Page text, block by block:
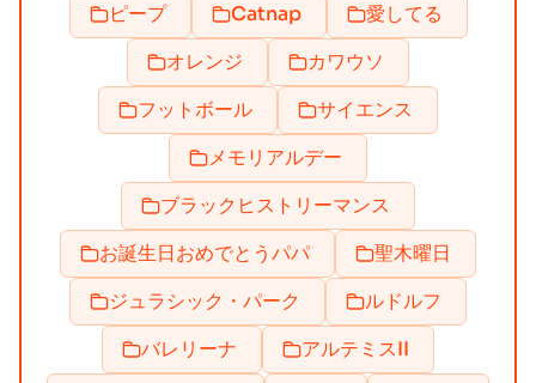
ピープ
Catnap
愛してる
オレンジ
カワウソ
フットボール
サイエンス
メモリアルデー
ブラックヒストリーマンス
お誕生日おめでとうパパ
聖木曜日
ジュラシック・パーク
ルドルフ
バレリーナ
アルテミスII